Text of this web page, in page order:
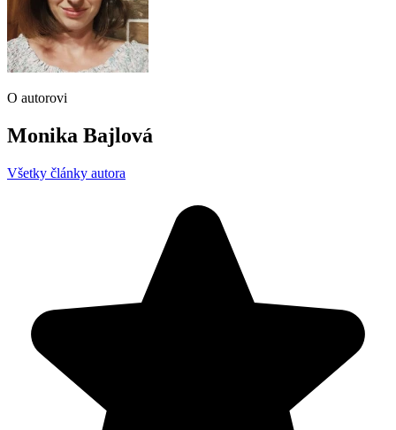
O autorovi
Monika Bajlová
Všetky články autora